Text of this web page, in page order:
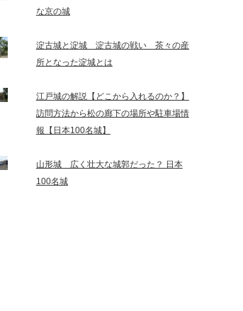
な京の城
淀古城と淀城 淀古城の戦い 茶々の産
所となった淀城とは
江戸城の解説【どこから入れるのか？】
訪問方法から松の廊下の場所や駐車場情
報【日本100名城】
山形城 広く壮大な城郭だった？ 日本
100名城